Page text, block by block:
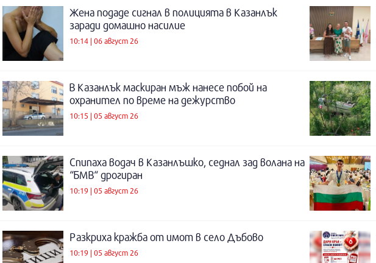
Жена подаде сигнал в полицията в Казанлък
заради домашно насилие
10:14 | 06 август 26
В Казанлък маскиран мъж нанесе побой на
охранител по време на дежурство
10:15 | 05 август 26
Спипаха водач в Казанлъшко, седнал зад волана на
“БМВ“ дрогиран
10:19 | 05 август 26
Разкриха кражба от имот в село Дъбово
10:19 | 05 август 26